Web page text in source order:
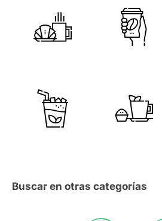
Buscar en otras categorías